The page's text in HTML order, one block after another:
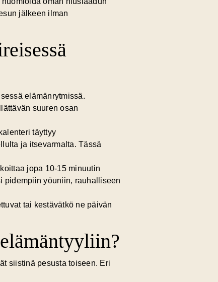
jälkeen ilman
elämänrytmissä.
suuren osan
täyttyy
ja itsevarmalta. Tässä
jopa 10-15 minuutin
pidempiin yöuniin, rauhalliseen
tai kestävätkö ne päivän
siistinä pesusta toiseen. Eri